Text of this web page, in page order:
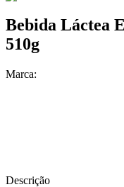
Bebida Láctea
510g
Marca:
Descrição